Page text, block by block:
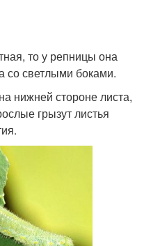
то у репницы она
со светлыми боками.
нижней стороне листа,
грызут листья